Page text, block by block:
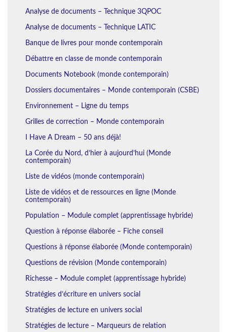
Analyse de documents – Technique 3QPOC
Analyse de documents – Technique LATIC
Banque de livres pour monde contemporain
Débattre en classe de monde contemporain
Documents Notebook (monde contemporain)
Dossiers documentaires – Monde contemporain (CSBE)
Environnement – Ligne du temps
Grilles de correction – Monde contemporain
I Have A Dream – 50 ans déjà!
La Corée du Nord, d’hier à aujourd’hui (Monde
contemporain)
Liste de vidéos (monde contemporain)
Liste de vidéos et de ressources en ligne (Monde
contemporain)
Population – Module complet (apprentissage hybride)
Question à réponse élaborée – Fiche conseil
Questions à réponse élaborée (Monde contemporain)
Questions de révision (Monde contemporain)
Richesse – Module complet (apprentissage hybride)
Stratégies d’écriture en univers social
Stratégies de lecture en univers social
Stratégies de lecture – Marqueurs de relation